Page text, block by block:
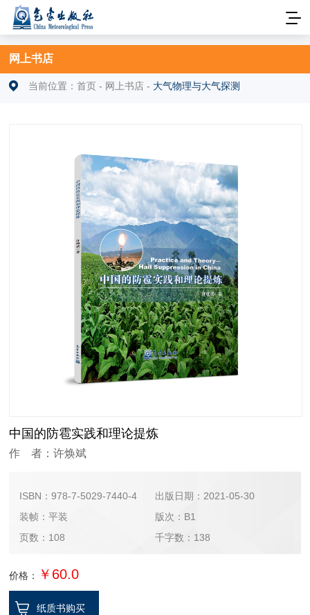
网上书店
当前位置：首页 - 网上书店 - 大气物理与大气探测
中国的防雹实践和理论提炼
作 者：许焕斌
ISBN：978-7-5029-7440-4
出版日期：2021-05-30
装帧：平装
版次：B1
页数：108
千字数：138
价格： ￥60.0
纸质书购买